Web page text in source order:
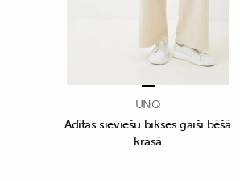
UNQ
Adītas sieviešu bikses gaiši bēšā
krāsā